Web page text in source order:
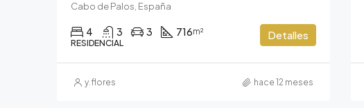
Cabo de Palos, España
4 3 3 716m²
RESIDENCIAL
Detalles
y.flores hace 12 meses